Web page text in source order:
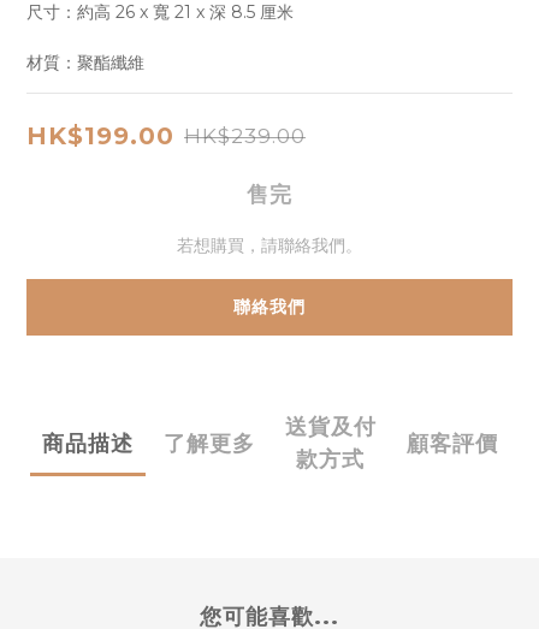
尺寸：約高 26 x 寬 21 x 深 8.5 厘米
材質：聚酯纖維
HK$199.00 HK$239.00
售完
若想購買，請聯絡我們。
聯絡我們
商品描述 了解更多
送貨及付
款方式
顧客評價
您可能喜歡...